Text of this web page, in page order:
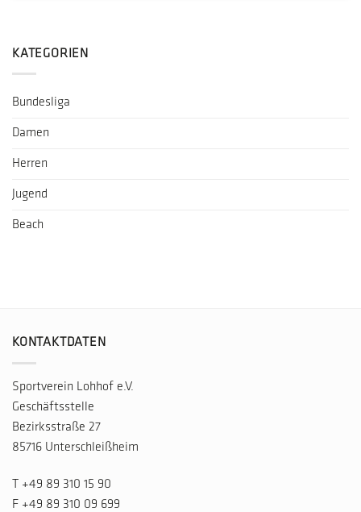
KATEGORIEN
Bundesliga
Damen
Herren
Jugend
Beach
KONTAKTDATEN
Sportverein Lohhof e.V.
Geschäftsstelle
Bezirksstraße 27
85716 Unterschleißheim
+49 89 310 15 90
F +49 89 310 09 699